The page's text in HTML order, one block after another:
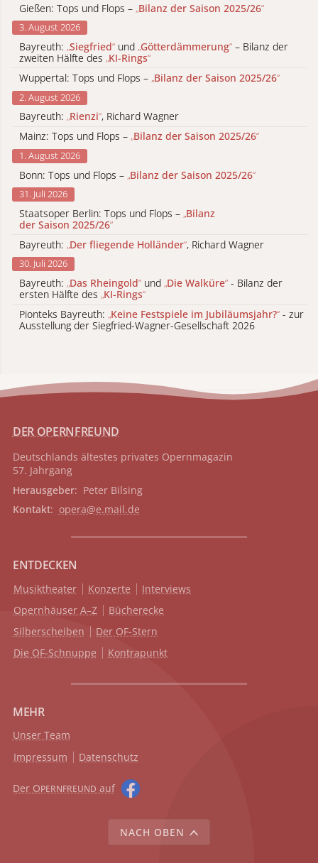
Gießen: Tops und Flops – „Bilanz der Saison 2025/26“
3. August 2026
Bayreuth: „Siegfried“ und „Götterdämmerung“ – Bilanz der
zweiten Hälfte des „KI-Rings“
Wuppertal: Tops und Flops – „Bilanz der Saison 2025/26“
2. August 2026
Bayreuth: „Rienzi“, Richard Wagner
Mainz: Tops und Flops – „Bilanz der Saison 2025/26“
1. August 2026
Bonn: Tops und Flops – „Bilanz der Saison 2025/26“
31. Juli 2026
Staatsoper Berlin: Tops und Flops – „Bilanz
der Saison 2025/26“
Bayreuth: „Der fliegende Holländer“, Richard Wagner
30. Juli 2026
Bayreuth: „Das Rheingold“ und „Die Walküre“ - Bilanz der
ersten Hälfte des „KI-Rings“
Pionteks Bayreuth: „Keine Festspiele im Jubiläumsjahr?“ - zur
Ausstellung der Siegfried-Wagner-Gesellschaft 2026
DER OPERNFREUND
Deutschlands ältestes privates Opernmagazin
57. Jahrgang
Herausgeber: Peter Bilsing
Kontakt: opera@e.mail.de
ENTDECKEN
Musiktheater Konzerte
Interviews
Opernhäuser A–Z
Bücherecke
Silberscheiben
Der OF-Stern
Die OF-Schnuppe
Kontrapunkt
MEHR
Unser Team
Impressum
Datenschutz
Der OPERNFREUND auf
NACH OBEN